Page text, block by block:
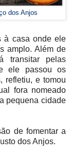
dos Anjos
à casa onde ele
amplo. Além de
transitar pelas
ele passou os
refletiu, e tomou
fora nomeado
pequena cidade
de fomentar a
dos Anjos.